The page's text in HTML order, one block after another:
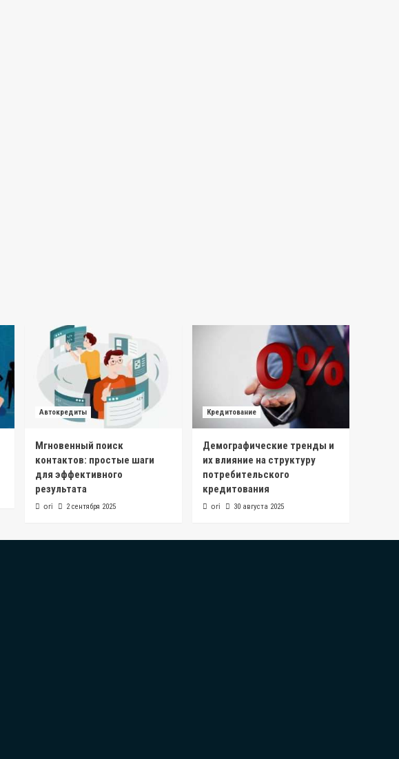
Автокредиты
Мгновенный поиск
контактов: простые шаги
для эффективного
результата
ori 2 сентября 2025
Кредитование
Демографические тренды и
их влияние на структуру
потребительского
кредитования
ori 30 августа 2025